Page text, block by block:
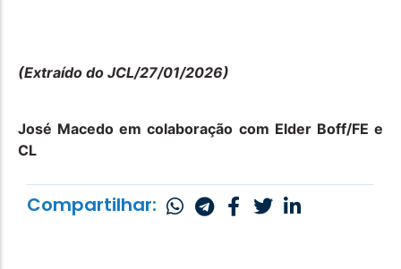
(Extraído do JCL/27/01/2026)
José Macedo em colaboração com Elder Boff/FE e
CL
Compartilhar: